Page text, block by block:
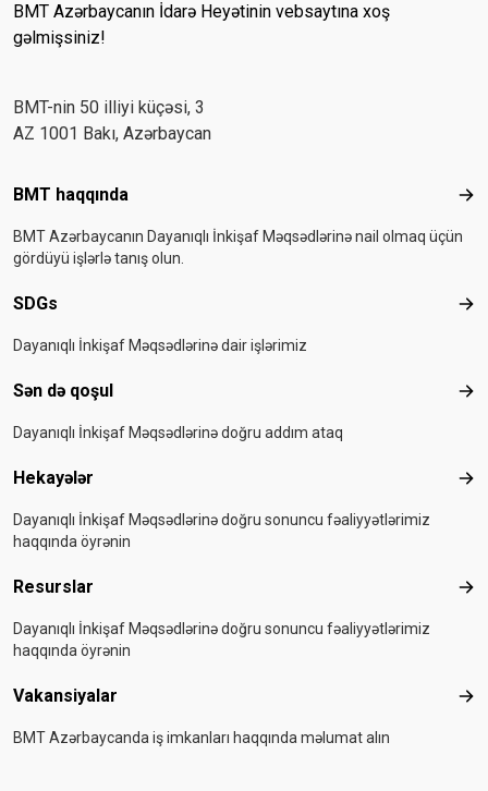
BMT Azərbaycanın İdarə Heyətinin vebsaytına xoş
gəlmişsiniz!
BMT-nin 50 illiyi küçəsi, 3
AZ 1001 Bakı, Azərbaycan
Footer menu
BMT haqqında
BMT Azərbaycanın Dayanıqlı İnkişaf Məqsədlərinə nail olmaq üçün
gördüyü işlərlə tanış olun.
SDGs
Dayanıqlı İnkişaf Məqsədlərinə dair işlərimiz
Sən də qoşul
Dayanıqlı İnkişaf Məqsədlərinə doğru addım ataq
Hekayələr
Dayanıqlı İnkişaf Məqsədlərinə doğru sonuncu fəaliyyətlərimiz
haqqında öyrənin
Resurslar
Dayanıqlı İnkişaf Məqsədlərinə doğru sonuncu fəaliyyətlərimiz
haqqında öyrənin
Vakansiyalar
BMT Azərbaycanda iş imkanları haqqında məlumat alın